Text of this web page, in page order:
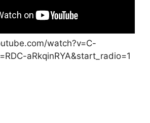
watch?v=C-
aRkqinRYA&start_radio=1